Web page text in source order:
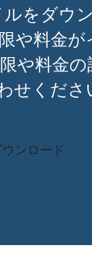
をダウ
や料金
や料金
くださ
ンロード